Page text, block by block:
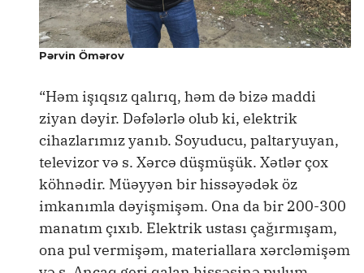
Pərvin Ömərov
“Həm işıqsız qalırıq, həm də bizə maddi
ziyan dəyir. Dəfələrlə olub ki, elektrik
cihazlarımız yanıb. Soyuducu, paltaryuyan,
televizor və s. Xərcə düşmüşük. Xətlər çox
köhnədir. Müəyyən bir hissəyədək öz
imkanımla dəyişmişəm. Ona da bir 200-300
manatım çıxıb. Elektrik ustası çağırmışam,
ona pul vermişəm, materiallara xərcləmişəm